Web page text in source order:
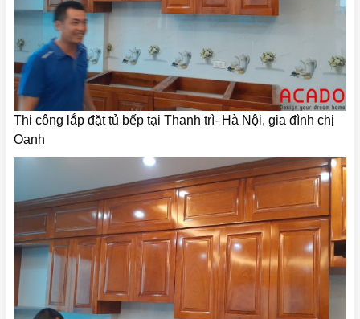
Thi công lắp đặt tủ bếp tại Thanh trì- Hà Nội, gia đình chị
Oanh